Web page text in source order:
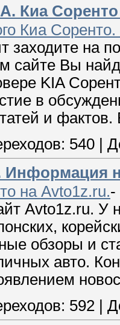
Киа
Киа
заходите на
сайте Вы
KIA
в
и
540 |
на Avto1z.ru.-
Avto1z.ru.
обзоры и
авто.
592